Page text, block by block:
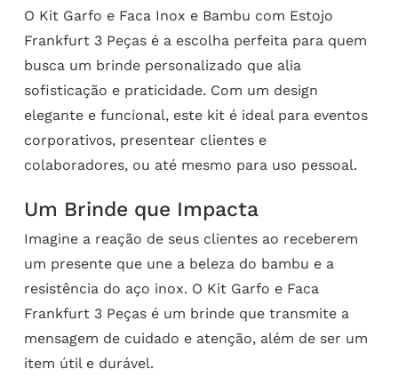
O Kit Garfo e Faca Inox e Bambu com Estojo
Frankfurt 3 Peças é a escolha perfeita para quem
busca um brinde personalizado que alia
sofisticação e praticidade. Com um design
elegante e funcional, este kit é ideal para eventos
corporativos, presentear clientes e
colaboradores, ou até mesmo para uso pessoal.
Um Brinde que Impacta
Imagine a reação de seus clientes ao receberem
um presente que une a beleza do bambu e a
resistência do aço inox. O Kit Garfo e Faca
Frankfurt 3 Peças é um brinde que transmite a
mensagem de cuidado e atenção, além de ser um
item útil e durável.